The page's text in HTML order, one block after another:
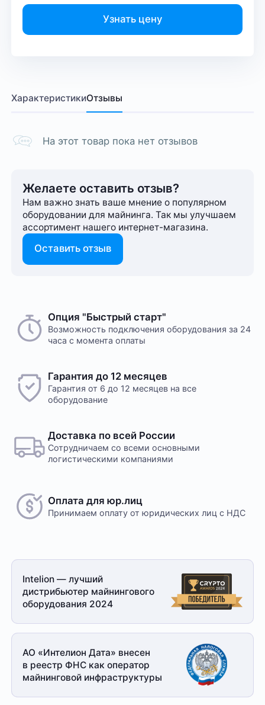
Узнать цену
ХарактеристикиОтзывы
На этот товар пока нет отзывов
Желаете оставить отзыв?
Нам важно знать ваше мнение о популярном
оборудовании для майнинга. Так мы улучшаем
ассортимент нашего интернет-⁠магазина.
Оставить отзыв
Опция "Быстрый старт"
Возможность подключения оборудования за 24
часа с момента оплаты
Гарантия до 12 месяцев
Гарантия от 6 до 12 месяцев на все
оборудование
Доставка по всей России
Сотрудничаем со всеми основными
логистическими компаниями
Оплата для юр.лиц
Принимаем оплату от юридических лиц с НДС
Intelion — лучший
дистрибьютер майнингового
оборудования 2024
АО «Интелион Дата» внесен
в реестр ФНС как оператор
майнинговой инфраструктуры